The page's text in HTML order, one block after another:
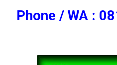
Phone / WA :